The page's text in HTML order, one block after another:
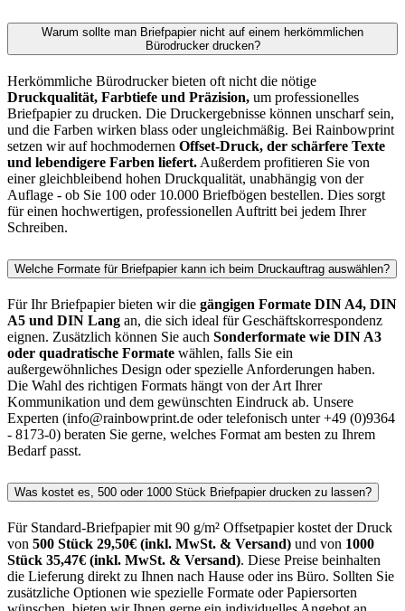
Warum sollte man Briefpapier nicht auf einem herkömmlichen
Bürodrucker drucken?
Herkömmliche Bürodrucker bieten oft nicht die nötige
Druckqualität, Farbtiefe und Präzision, um professionelles
Briefpapier zu drucken. Die Druckergebnisse können unscharf sein,
und die Farben wirken blass oder ungleichmäßig. Bei Rainbowprint
setzen wir auf hochmodernen Offset-Druck, der schärfere Texte
und lebendigere Farben liefert. Außerdem profitieren Sie von
einer gleichbleibend hohen Druckqualität, unabhängig von der
Auflage - ob Sie 100 oder 10.000 Briefbögen bestellen. Dies sorgt
für einen hochwertigen, professionellen Auftritt bei jedem Ihrer
Schreiben.
Welche Formate für Briefpapier kann ich beim Druckauftrag auswählen?
Für Ihr Briefpapier bieten wir die gängigen Formate DIN A4, DIN
A5 und DIN Lang an, die sich ideal für Geschäftskorrespondenz
eignen. Zusätzlich können Sie auch Sonderformate wie DIN A3
oder quadratische Formate wählen, falls Sie ein
außergewöhnliches Design oder spezielle Anforderungen haben.
Die Wahl des richtigen Formats hängt von der Art Ihrer
Kommunikation und dem gewünschten Eindruck ab. Unsere
Experten (info@rainbowprint.de oder telefonisch unter +49 (0)9364
- 8173-0) beraten Sie gerne, welches Format am besten zu Ihrem
Bedarf passt.
Was kostet es, 500 oder 1000 Stück Briefpapier drucken zu lassen?
Für Standard-Briefpapier mit 90 g/m² Offsetpapier kostet der Druck
von 500 Stück 29,50€ (inkl. MwSt. & Versand) und von 1000
Stück 35,47€ (inkl. MwSt. & Versand). Diese Preise beinhalten
die Lieferung direkt zu Ihnen nach Hause oder ins Büro. Sollten Sie
zusätzliche Optionen wie spezielle Formate oder Papiersorten